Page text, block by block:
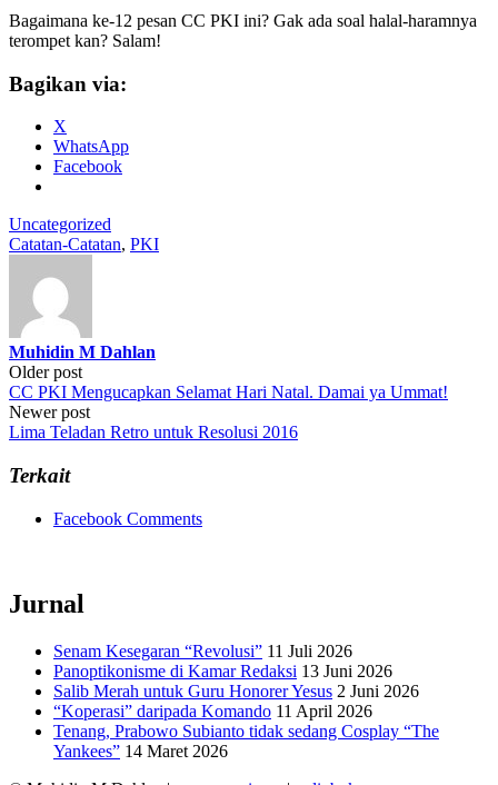
Bagaimana ke-12 pesan CC PKI ini? Gak ada soal halal-haramnya
terompet kan? Salam!
Bagikan via:
X
WhatsApp
Facebook
Uncategorized
Catatan-Catatan, PKI
Muhidin M Dahlan
Post
navigation
Older post
CC PKI Mengucapkan Selamat Hari Natal. Damai ya Ummat!
Newer post
Lima Teladan Retro untuk Resolusi 2016
Terkait
Facebook Comments
Jurnal
Senam Kesegaran “Revolusi” 11 Juli 2026
Panoptikonisme di Kamar Redaksi 13 Juni 2026
Salib Merah untuk Guru Honorer Yesus 2 Juni 2026
“Koperasi” daripada Komando 11 April 2026
Tenang, Prabowo Subianto tidak sedang Cosplay “The
Yankees” 14 Maret 2026